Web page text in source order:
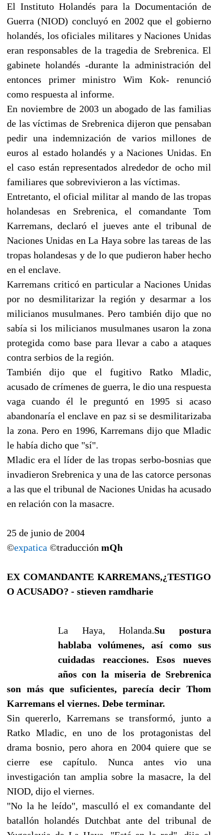
El Instituto Holandés para la Documentación de
Guerra (NIOD) concluyó en 2002 que el gobierno
holandés, los oficiales militares y Naciones Unidas
eran responsables de la tragedia de Srebrenica. El
gabinete holandés -durante la administración del
entonces primer ministro Wim Kok- renunció
como respuesta al informe.
En noviembre de 2003 un abogado de las familias
de las víctimas de Srebrenica dijeron que pensaban
pedir una indemnización de varios millones de
euros al estado holandés y a Naciones Unidas. En
el caso están representados alrededor de ocho mil
familiares que sobrevivieron a las víctimas.
Entretanto, el oficial militar al mando de las tropas
holandesas en Srebrenica, el comandante Tom
Karremans, declaró el jueves ante el tribunal de
Naciones Unidas en La Haya sobre las tareas de las
tropas holandesas y de lo que pudieron haber hecho
en el enclave.
Karremans criticó en particular a Naciones Unidas
por no desmilitarizar la región y desarmar a los
milicianos musulmanes. Pero también dijo que no
sabía si los milicianos musulmanes usaron la zona
protegida como base para llevar a cabo a ataques
contra serbios de la región.
También dijo que el fugitivo Ratko Mladic,
acusado de crímenes de guerra, le dio una respuesta
vaga cuando él le preguntó en 1995 si acaso
abandonaría el enclave en paz si se desmilitarizaba
la zona. Pero en 1996, Karremans dijo que Mladic
le había dicho que "sí".
Mladic era el líder de las tropas serbo-bosnias que
invadieron Srebrenica y una de las catorce personas
a las que el tribunal de Naciones Unidas ha acusado
en relación con la masacre.
25 de junio de 2004
©expatica ©traducción mQh
EX COMANDANTE KARREMANS,¿TESTIGO
O ACUSADO? - stieven ramdharie
La Haya, Holanda.Su postura
hablaba volúmenes, así como sus
cuidadas reacciones. Esos nueves
años con la miseria de Srebrenica
son más que suficientes, parecía decir Thom
Karremans el viernes. Debe terminar.
Sin quererlo, Karremans se transformó, junto a
Ratko Mladic, en uno de los protagonistas del
drama bosnio, pero ahora en 2004 quiere que se
cierre ese capítulo. Nunca antes vio una
investigación tan amplia sobre la masacre, la del
NIOD, dijo el viernes.
"No la he leído", masculló el ex comandante del
batallón holandés Dutchbat ante del tribunal de